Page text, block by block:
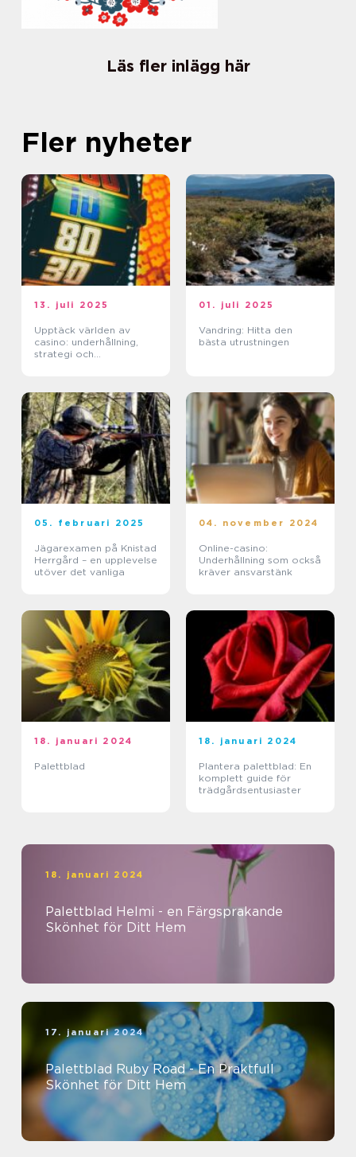
Läs fler inlägg här
Fler nyheter
13. juli 2025
Upptäck världen av
casino: underhållning,
strategi och
01. juli 2025
Vandring: Hitta den
bästa utrustningen
05. februari 2025
Jägarexamen på Knistad
Herrgård – en upplevelse
utöver det vanliga
04. november 2024
Online-casino:
Underhållning som också
kräver ansvarstänk
18. januari 2024
Palettblad
18. januari 2024
Plantera palettblad: En
komplett guide för
trädgårdsentusiaster
18. januari 2024
Palettblad Helmi - en Färgsprakande
Skönhet för Ditt Hem
17. januari 2024
Palettblad Ruby Road - En Praktfull
Skönhet för Ditt Hem